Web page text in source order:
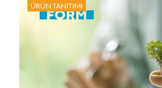
ÜRÜN TANITIMI